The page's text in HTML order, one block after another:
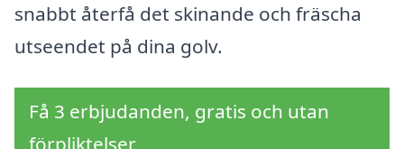
snabbt återfå det skinande och fräscha
utseendet på dina golv.
Få 3 erbjudanden, gratis och utan
förpliktelser